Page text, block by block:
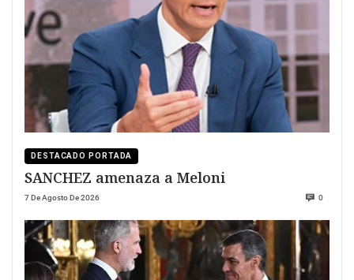
DESTACADO PORTADA
SANCHEZ amenaza a Meloni
7 De Agosto De 2026 0